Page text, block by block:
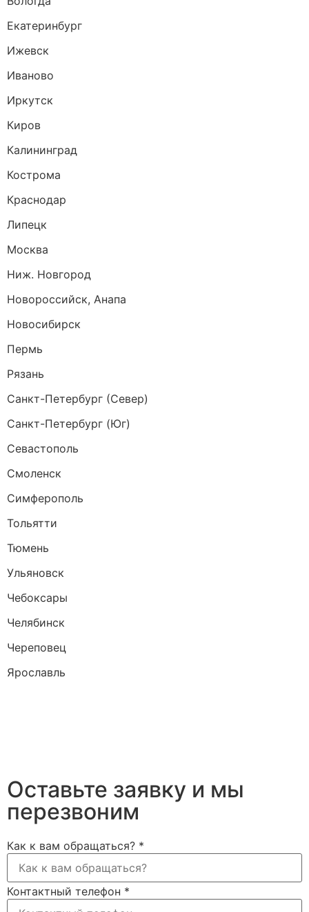
Екатеринбург
Ижевск
Иваново
Иркутск
Киров
Калининград
Кострома
Краснодар
Липецк
Москва
Ниж. Новгород
Новороссийск, Анапа
Новосибирск
Пермь
Рязань
Санкт-Петербург (Север)
Санкт-Петербург (Юг)
Севастополь
Смоленск
Симферополь
Тольятти
Тюмень
Ульяновск
Чебоксары
Челябинск
Череповец
Ярославль
Оставьте заявку и мы
перезвоним
Как к вам обращаться? *
Контактный телефон *